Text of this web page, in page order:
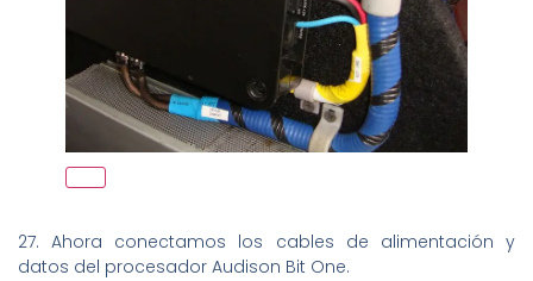
27. Ahora conectamos los cables de alimentación y
datos del procesador Audison Bit One.